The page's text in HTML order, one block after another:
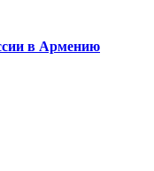
в Армению